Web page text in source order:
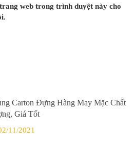
web trong trình duyệt này cho
Carton Đựng Hàng May Mặc Chất
Giá Tốt
11/2021